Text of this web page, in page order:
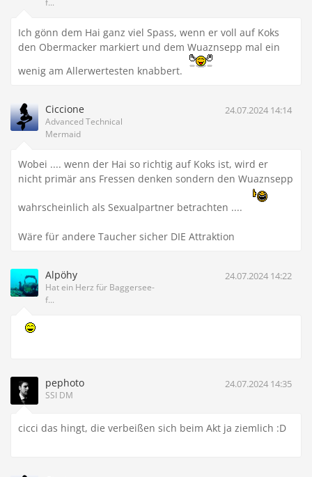
f...
Ich gönn dem Hai ganz viel Spass, wenn er voll auf Koks
den Obermacker markiert und dem Wuaznsepp mal ein
wenig am Allerwertesten knabbert.
Ciccione
Advanced Technical
Mermaid
24.07.2024 14:14
Wobei .... wenn der Hai so richtig auf Koks ist, wird er
nicht primär ans Fressen denken sondern den Wuaznsepp
wahrscheinlich als Sexualpartner betrachten ....
Wäre für andere Taucher sicher DIE Attraktion
Alpöhy
Hat ein Herz für Baggersee-
f...
24.07.2024 14:22
pephoto
SSI DM
24.07.2024 14:35
cicci das hingt, die verbeißen sich beim Akt ja ziemlich :D